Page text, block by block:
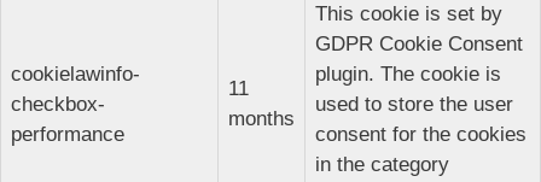
cookielawinfo-
checkbox-
performance
11
months
This cookie is set by
GDPR Cookie Consent
plugin. The cookie is
used to store the user
consent for the cookies
in the category